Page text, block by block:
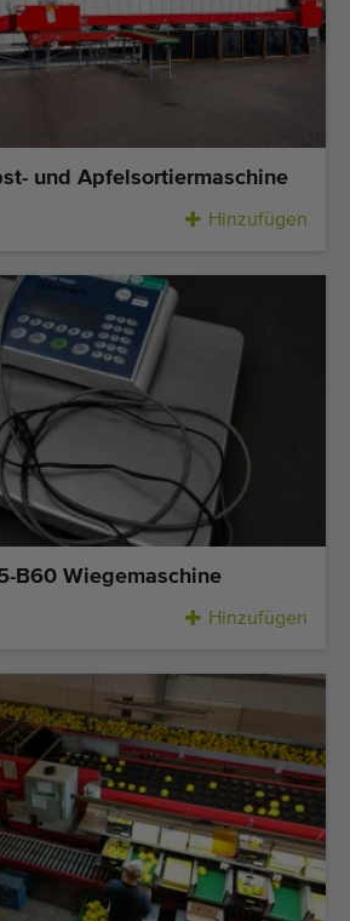
und Apfelsortiermaschine
Hinzufügen
B60 Wiegemaschine
Hinzufügen